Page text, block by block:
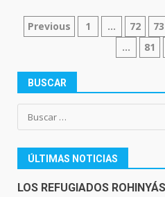
NAVEGACIÓN
DE
Previous 1 … 72 73
…
81
BUSCAR
Buscar:
ÚLTIMAS NOTICIAS
LOS REFUGIADOS